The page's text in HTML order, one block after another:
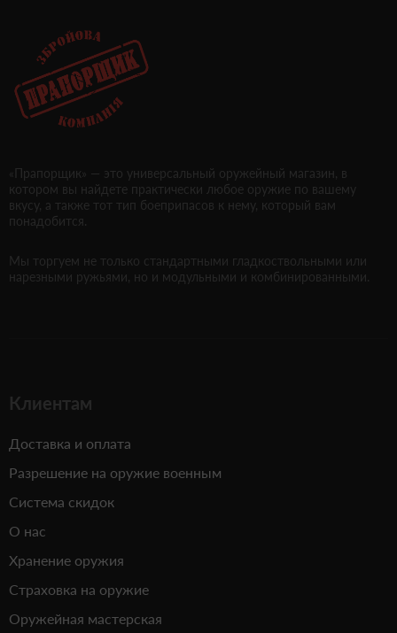
«Прапорщик» — это универсальный оружейный магазин, в
котором вы найдете практически любое оружие по вашему
вкусу, а также тот тип боеприпасов к нему, который вам
понадобится.
Мы торгуем не только стандартными гладкоствольными или
нарезными ружьями, но и модульными и комбинированными.
Клиентам
Доставка и оплата
Разрешение на оружие военным
Система скидок
О нас
Хранение оружия
Страховка на оружие
Оружейная мастерская